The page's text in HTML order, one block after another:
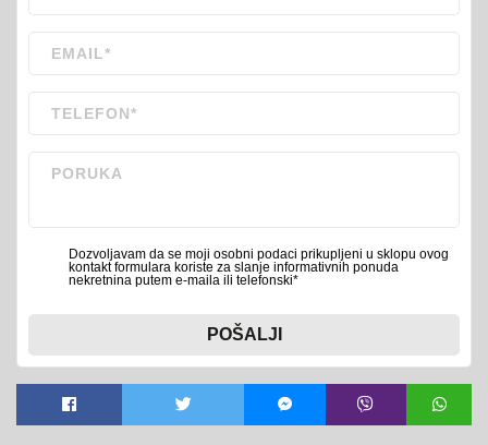
Dozvoljavam da se moji osobni podaci prikupljeni u sklopu ovog
kontakt formulara koriste za slanje informativnih ponuda
nekretnina putem e-maila ili telefonski*
POŠALJI